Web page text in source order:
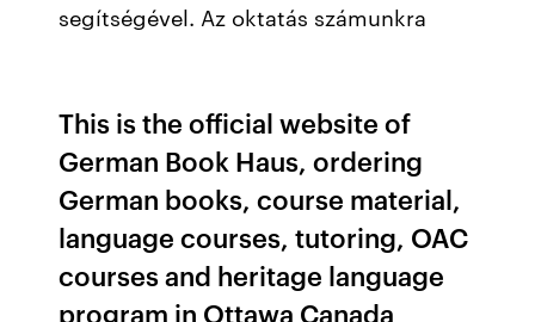
segítségével. Az oktatás számunkra
This is the official website of
German Book Haus, ordering
German books, course material,
language courses, tutoring, OAC
courses and heritage language
program in Ottawa Canada